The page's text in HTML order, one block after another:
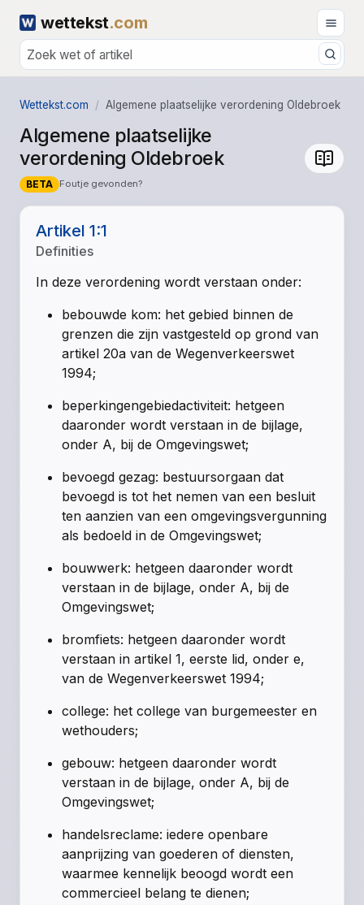
wettekst.com
Wettekst.com Algemene plaatselijke verordening Oldebroek
Algemene plaatselijke
verordening Oldebroek
BETA Foutje gevonden?
Artikel 1:1
Definities
In deze verordening wordt verstaan onder:
bebouwde kom: het gebied binnen de
grenzen die zijn vastgesteld op grond van
artikel 20a van de Wegenverkeerswet
1994;
beperkingengebiedactiviteit: hetgeen
daaronder wordt verstaan in de bijlage,
onder A, bij de Omgevingswet;
bevoegd gezag: bestuursorgaan dat
bevoegd is tot het nemen van een besluit
ten aanzien van een omgevingsvergunning
als bedoeld in de Omgevingswet;
bouwwerk: hetgeen daaronder wordt
verstaan in de bijlage, onder A, bij de
Omgevingswet;
bromfiets: hetgeen daaronder wordt
verstaan in artikel 1, eerste lid, onder e,
van de Wegenverkeerswet 1994;
college: het college van burgemeester en
wethouders;
gebouw: hetgeen daaronder wordt
verstaan in de bijlage, onder A, bij de
Omgevingswet;
handelsreclame: iedere openbare
aanprijzing van goederen of diensten,
waarmee kennelijk beoogd wordt een
commercieel belang te dienen;